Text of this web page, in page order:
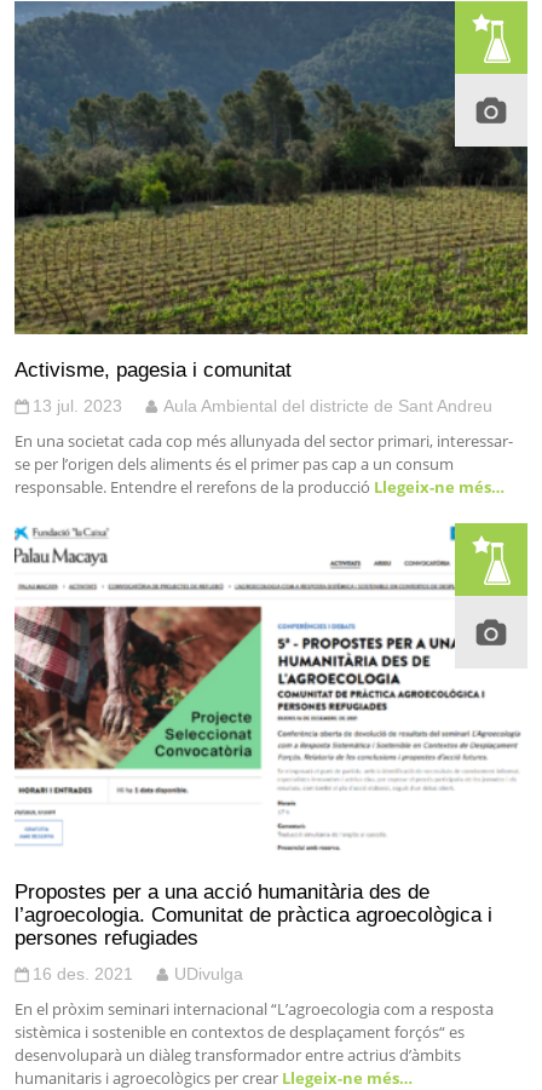
Activisme, pagesia i comunitat
13 jul. 2023 Aula Ambiental del districte de Sant Andreu
En una societat cada cop més allunyada del sector primari, interessar-
se per l’origen dels aliments és el primer pas cap a un consum
responsable. Entendre el rerefons de la producció Llegeix-ne més…
Propostes per a una acció humanitària des de
l’agroecologia. Comunitat de pràctica agroecològica i
persones refugiades
16 des. 2021 UDivulga
En el pròxim seminari internacional “L’agroecologia com a resposta
sistèmica i sostenible en contextos de desplaçament forçós“ es
desenvoluparà un diàleg transformador entre actrius d’àmbits
humanitaris i agroecològics per crear Llegeix-ne més…